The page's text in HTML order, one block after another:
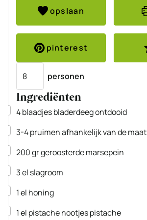
opslaan
pinterest
personen
Ingrediënten
▢
4blaadjesbladerdeegontdooid
▢
3-4pruimenafhankelijk van de maat
▢
200grgeroosterde marsepein
▢
3el slagroom
▢
1el honing
▢
1el pistache nootjespistache